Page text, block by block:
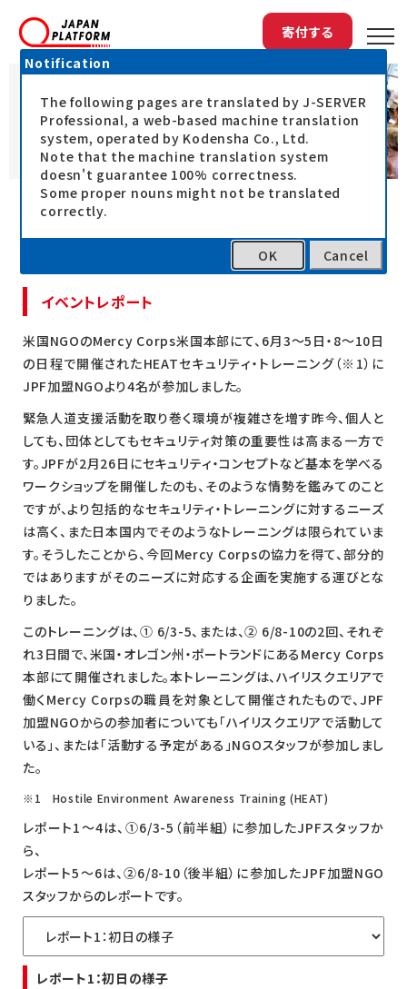
寄付する
米国・オレゴン州・ポートランドのMercy
「HEATセキュリティ・トレーニング」開催
イベントレポート
米国NGOのMercy Corps米国本部にて、6月3～5日・8～10日
の日程で開催されたHEATセキュリティ・トレーニング（※1）に
JPF加盟NGOより4名が参加しました。
緊急人道支援活動を取り巻く環境が複雑さを増す昨今、個人と
しても、団体としてもセキュリティ対策の重要性は高まる一方で
す。JPFが2月26日にセキュリティ・コンセプトなど基本を学べる
ワークショップを開催したのも、そのような情勢を鑑みてのこと
ですが、より包括的なセキュリティ・トレーニングに対するニーズ
は高く、また日本国内でそのようなトレーニングは限られていま
す。そうしたことから、今回Mercy Corpsの協力を得て、部分的
ではありますがそのニーズに対応する企画を実施する運びとな
りました。
このトレーニングは、① 6/3-5、または、② 6/8-10の2回、それぞ
れ3日間で、米国・オレゴン州・ポートランドにあるMercy Corps
本部にて開催されました。本トレーニングは、ハイリスクエリアで
働くMercy Corpsの職員を対象として開催されたもので、JPF
加盟NGOからの参加者についても「ハイリスクエリアで活動して
いる」、または「活動する予定がある」NGOスタッフが参加しまし
た。
※1 Hostile Environment Awareness Training (HEAT)
レポート1～4は、①6/3-5（前半組）に参加したJPFスタッフか
ら、
レポート5～6は、②6/8-10（後半組）に参加したJPF加盟NGO
スタッフからのレポートです。
レポート1：初日の様子
Notification
The following pages are translated by J-SERVER
Professional, a web-based machine translation
system, operated by Kodensha Co., Ltd.
Note that the machine translation system
doesn't guarantee 100% correctness.
Some proper nouns might not be translated
correctly.
OK Cancel